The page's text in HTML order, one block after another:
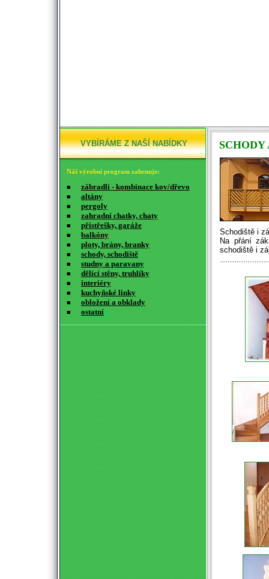
VYBÍRÁME Z NAŠÍ NABÍDKY
Náš výrobní program zahrnuje:
■ zábradlí - kombinace kov/dřevo
■ altány
■ pergoly
■ zahradní chatky, chaty
■ přístřešky, garáže
■ balkóny
■ ploty, brány, branky
■ schody, schodiště
■ studny a paravany
■ dělící stěny, truhlíky
■ interiéry
■ kuchyňské linky
■ obložení a obklady
■ ostatní
SCHODY
Schodiště i
Na přání
schodiště i